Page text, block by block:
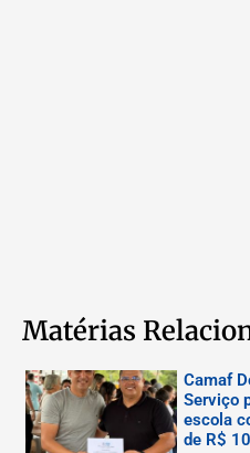
Matérias
Camaf
Serviço
escola
de R$